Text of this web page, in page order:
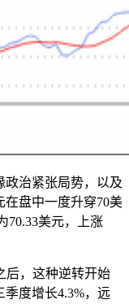
政治紧张局势，以及
在盘中一度升穿70美
70.33美元，上涨
后，这种逆转开始
度增长4.3%，远